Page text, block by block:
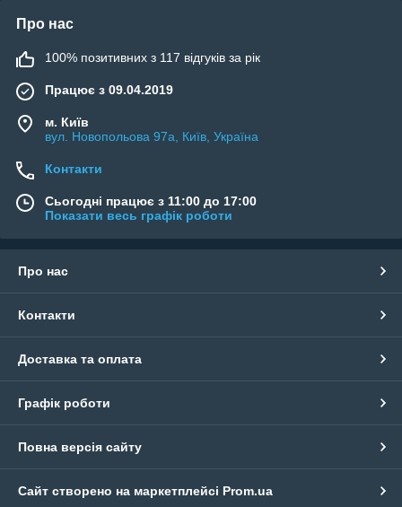
Про нас
100% позитивних з 117 відгуків за рік
Працює з 09.04.2019
м. Київ
вул. Новопольова 97а, Київ, Україна
Контакти
Сьогодні працює з 11:00 до 17:00
Показати весь графік роботи
Про нас
Контакти
Доставка та оплата
Графік роботи
Повна версія сайту
Сайт створено на маркетплейсі Prom.ua